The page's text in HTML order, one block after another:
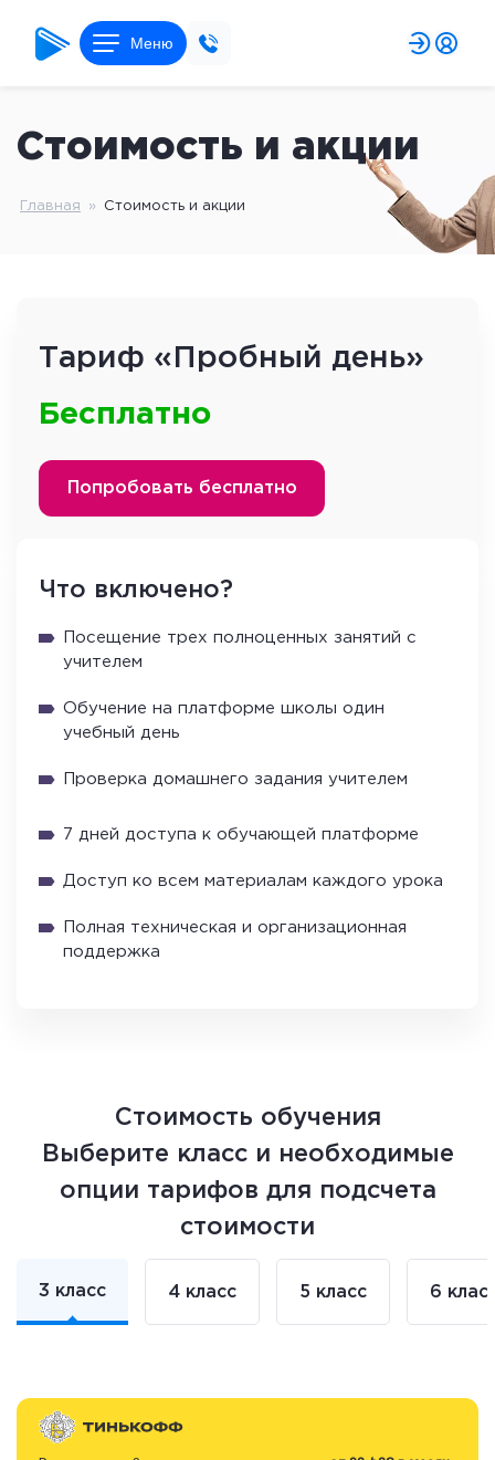
Меню
Стоимость и акции
Главная » Стоимость и акции
Стоимость обучения
Выберите класс и необходимые
опции тарифов для подсчета
стоимости
3 класс 4 класс 5 класс 6
Тариф «Пробный день»
Бесплатно
Попробовать бесплатно
Что включено?
Посещение трех полноценных занятий с
учителем
Обучение на платформе школы один
учебный день
Проверка домашнего задания учителем
7 дней доступа к обучающей платформе
Доступ ко всем материалам каждого урока
Полная техническая и организационная
поддержка